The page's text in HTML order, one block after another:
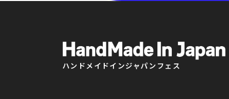
ハンドメイドインジャパンフェス